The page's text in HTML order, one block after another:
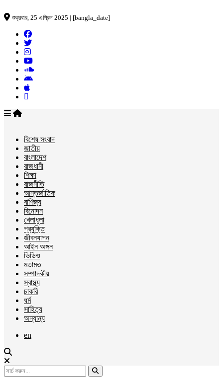
শুক্রবার, 25 এপ্রিল 2025 | [bangla_date]
বিশেষ সংবাদ
জাতীয়
বাংলাদেশ
রাজধানী
শিক্ষা
রাজনীতি
আন্তর্জাতিক
বাণিজ্য
বিনোদন
খেলাধুলা
প্রযুক্তি
জীবনযাপন
আইন অঙ্গন
ভিডিও
মতামত
সম্পাদকীয়
স্বাস্থ্য
চাকরি
ধর্ম
সাহিত্য
অন্যান্য
en